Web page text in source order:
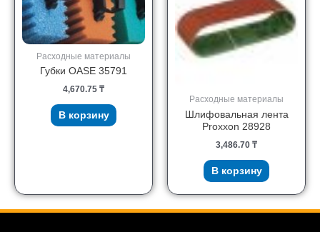
Расходные материалы
Губки OASE 35791
4,670.75 ₸
В корзину
Расходные материалы
Шлифовальная лента
Proxxon 28928
3,486.70 ₸
В корзину